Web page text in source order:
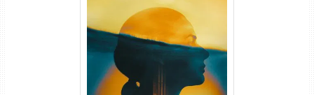
Silo 2ª Temporada (2024)
WEB-DL 1080p Dual Áudio